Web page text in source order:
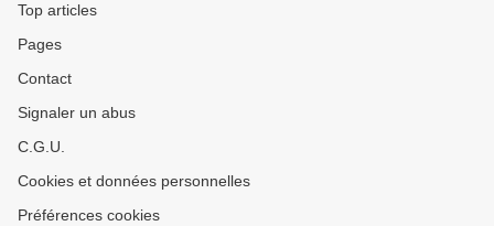
Top articles
Pages
Contact
Signaler un abus
C.G.U.
Cookies et données personnelles
Préférences cookies